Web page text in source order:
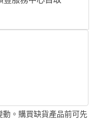
。購買缺貨產品前可先